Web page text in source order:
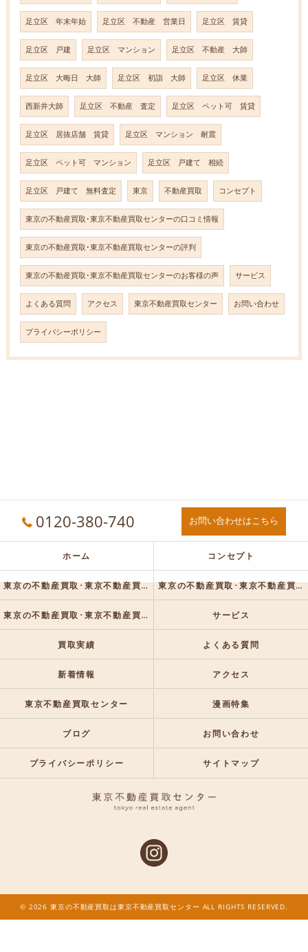
足立区 年末年始 足立区 不動産 営業日 足立区 賃貸
足立区 戸建 足立区 マンション 足立区 不動産 大師
足立区 大晦日 大師 足立区 初詣 大師 足立区 休業
西新井大師 足立区 不動産 査定 足立区 ペット可 賃貸
足立区 居抜店舗 賃貸 足立区 マンション 耐震
足立区 ペット可 マンション 足立区 戸建て 相続
足立区 戸建て 無料査定 東京 不動産買取 コンセプト
東京の不動産買取･東京不動産買取センターの口コミ情報
東京の不動産買取･東京不動産買取センターの評判
東京の不動産買取･東京不動産買取センターのお客様の声 サービス
よくある質問 アクセス 東京不動産買取センター お問い合わせ
プライバシーポリシー
0120-380-740 お問い合わせはこちら
ホーム コンセプト
東京の不動産買取･東京不動産買取センターの口コミ情報 東京の不動産買取･東京不動産買取センターの評判
東京の不動産買取･東京不動産買取センターのお客様の声 サービス
買取実績 よくある質問
新着情報 アクセス
東京不動産買取センター 漫画特集
ブログ お問い合わせ
プライバシーポリシー サイトマップ
© 2026 東京の不動産買取は東京不動産買取センター ALL RIGHTS RESERVED.